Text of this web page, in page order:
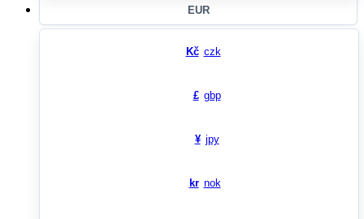
EUR
Kč czk
£ gbp
¥ jpy
kr nok